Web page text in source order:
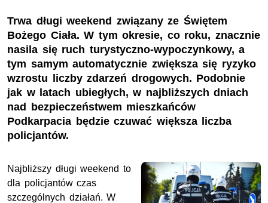
Trwa długi weekend związany ze Świętem
Bożego Ciała. W tym okresie, co roku, znacznie
nasila się ruch turystyczno-wypoczynkowy, a
tym samym automatycznie zwiększa się ryzyko
wzrostu liczby zdarzeń drogowych. Podobnie
jak w latach ubiegłych, w najbliższych dniach
nad bezpieczeństwem mieszkańców
Podkarpacia będzie czuwać większa liczba
policjantów.
Najbliższy długi weekend to
dla policjantów czas
szczególnych działań. W